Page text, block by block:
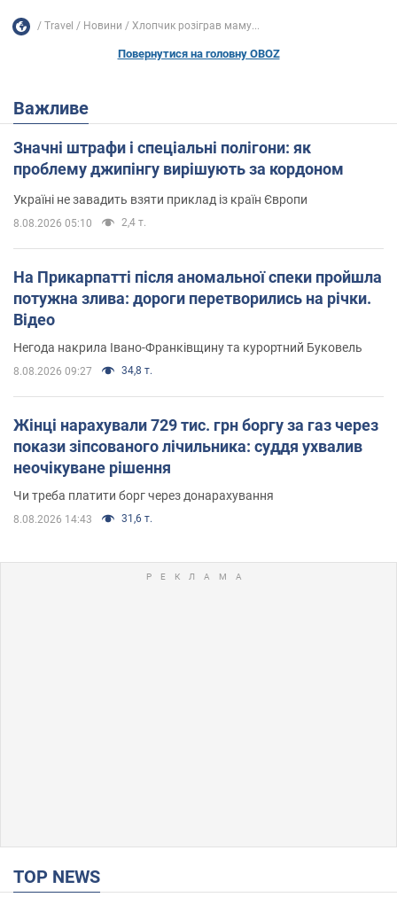
Travel Новини Хлопчик розіграв маму...
Повернутися на головну OBOZ
Важливе
Значні штрафи і спеціальні полігони: як
проблему джипінгу вирішують за кордоном
Україні не завадить взяти приклад із країн Європи
8.08.2026 05:10 2,4 т.
На Прикарпатті після аномальної спеки пройшла
потужна злива: дороги перетворились на річки.
Відео
Негода накрила Івано-Франківщину та курортний Буковель
8.08.2026 09:27 34,8 т.
Жінці нарахували 729 тис. грн боргу за газ через
покази зіпсованого лічильника: суддя ухвалив
неочікуване рішення
Чи треба платити борг через донарахування
8.08.2026 14:43 31,6 т.
TOP NEWS